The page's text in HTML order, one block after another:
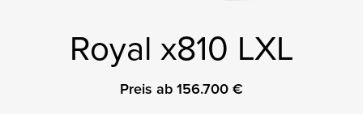
Royal x810 LXL
Preis ab 156.700 €